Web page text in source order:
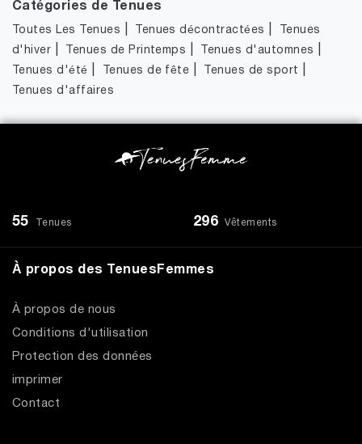
Catégories de Tenues
Toutes Les Tenues Tenues décontractées
Tenues
d'hiver
Tenues de Printemps Tenues d'automnes
Tenues d'été Tenues de fête Tenues de sport
Tenues d'affaires
55 Tenues 296 Vêtements
À propos des TenuesFemmes
À propos de nous
Conditions d'utilisation
Protection des données
imprimer
Contact